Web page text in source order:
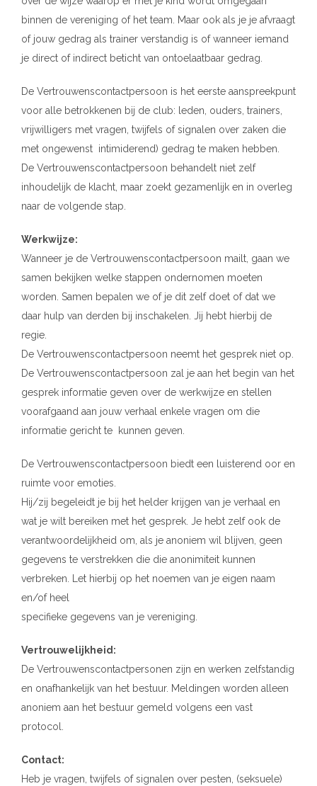
binnen de vereniging of het team. Maar ook als je je afvraagt
of jouw gedrag als trainer verstandig is of wanneer iemand
je direct of indirect beticht van ontoelaatbaar gedrag.
De Vertrouwenscontactpersoon is het eerste aanspreekpunt
voor alle betrokkenen bij de club: leden, ouders, trainers,
vrijwilligers met vragen, twijfels of signalen over zaken die
met ongewenst intimiderend) gedrag te maken hebben.
De Vertrouwenscontactpersoon behandelt niet zelf
inhoudelijk de klacht, maar zoekt gezamenlijk en in overleg
naar de volgende stap.
Werkwijze:
Wanneer je de Vertrouwenscontactpersoon mailt, gaan we
samen bekijken welke stappen ondernomen moeten
worden. Samen bepalen we of je dit zelf doet of dat we
daar hulp van derden bij inschakelen. Jij hebt hierbij de
regie.
De Vertrouwenscontactpersoon neemt het gesprek niet op.
De Vertrouwenscontactpersoon zal je aan het begin van het
gesprek informatie geven over de werkwijze en stellen
voorafgaand aan jouw verhaal enkele vragen om die
informatie gericht te kunnen geven.
De Vertrouwenscontactpersoon biedt een luisterend oor en
ruimte voor emoties.
Hij/zij begeleidt je bij het helder krijgen van je verhaal en
wat je wilt bereiken met het gesprek. Je hebt zelf ook de
verantwoordelijkheid om, als je anoniem wil blijven, geen
gegevens te verstrekken die die anonimiteit kunnen
verbreken. Let hierbij op het noemen van je eigen naam
en/of heel
specifieke gegevens van je vereniging.
Vertrouwelijkheid:
De Vertrouwenscontactpersonen zijn en werken zelfstandig
en onafhankelijk van het bestuur. Meldingen worden alleen
anoniem aan het bestuur gemeld volgens een vast
protocol.
Contact:
Heb je vragen, twijfels of signalen over pesten, (seksuele)